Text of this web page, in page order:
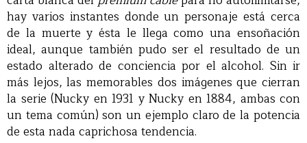
hay varios instantes donde un personaje está cerca
de la muerte y ésta le llega como una ensoñación
ideal, aunque también pudo ser el resultado de un
estado alterado de conciencia por el alcohol. Sin ir
más lejos, las memorables dos imágenes que cierran
la serie (Nucky en 1931 y Nucky en 1884, ambas con
un tema común) son un ejemplo claro de la potencia
de esta nada caprichosa tendencia.